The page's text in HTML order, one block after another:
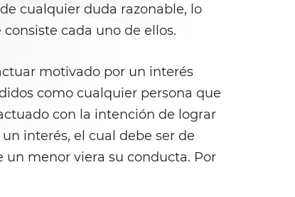
cualquier duda razonable, lo
cada uno de ellos.
motivado por un interés
como cualquier persona que
con la intención de lograr
interés, el cual debe ser de
menor viera su conducta. Por